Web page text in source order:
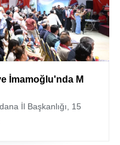
İmamoğlu'nda M
İl Başkanlığı, 15